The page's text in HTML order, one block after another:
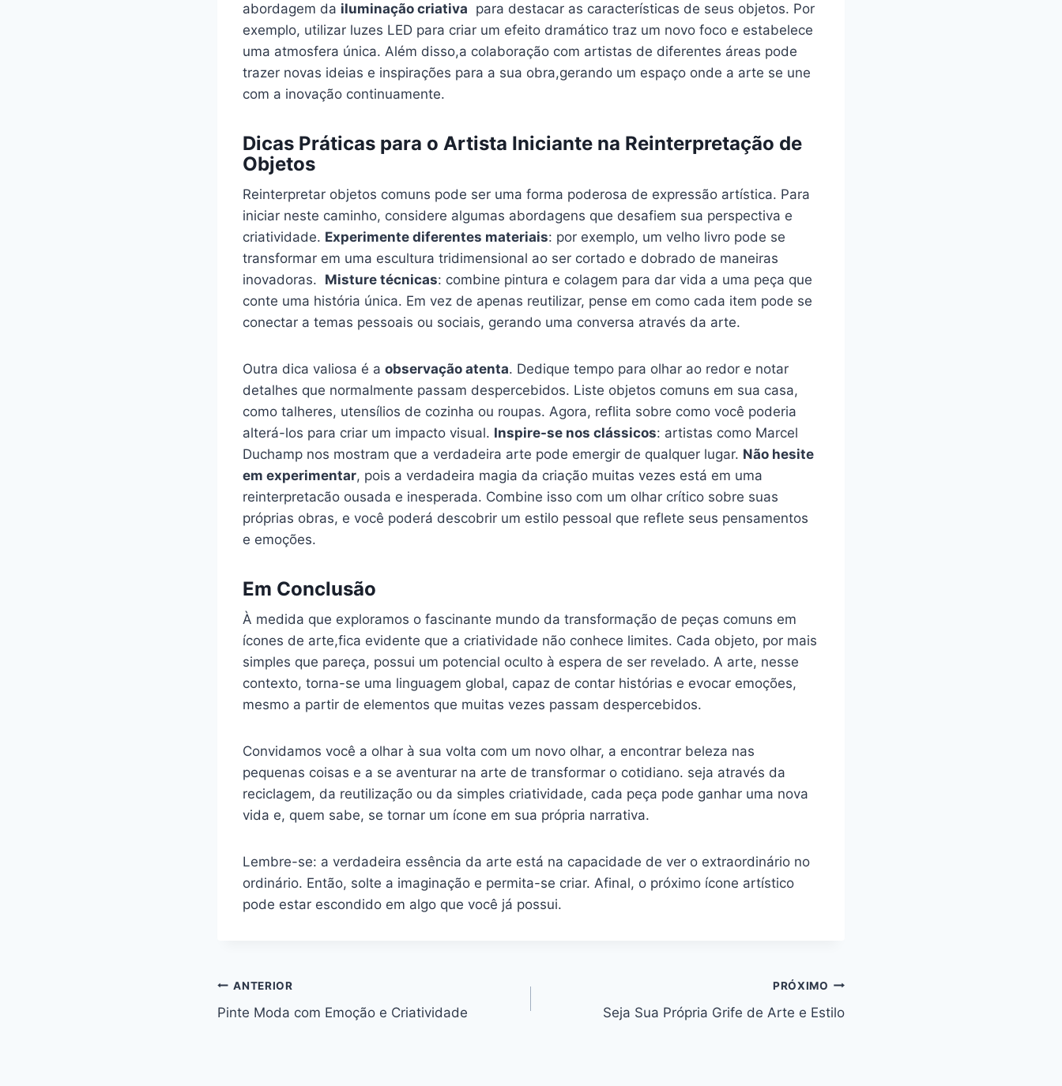
abordagem da iluminação criativa ⁤ para destacar as características de​ seus objetos. Por
‌exemplo, utilizar luzes LED para‌ criar⁤ um efeito‍ dramático traz ⁤um novo foco e estabelece
uma‌ atmosfera ​única. Além disso,a colaboração com artistas‌ de diferentes ‌áreas pode​
trazer novas ideias e inspirações para a sua obra,gerando ‌um espaço onde‌ a arte se⁣ une
com a inovação continuamente.
Dicas Práticas ‍para o​ Artista Iniciante na Reinterpretação de
Objetos
Reinterpretar objetos comuns ‍pode ser uma forma poderosa de expressão ‍artística. Para​
iniciar neste⁤ caminho, considere algumas ‌abordagens que desafiem‍ sua‌ perspectiva e
criatividade. Experimente diferentes materiais: por exemplo, um velho livro pode se
⁤transformar em uma escultura tridimensional ao ser‌ cortado e dobrado de maneiras
inovadoras. ​ Misture técnicas: combine pintura e colagem para dar vida a uma⁤ peça que
conte uma história ​única. ​Em ⁤vez de apenas reutilizar, pense ⁣em como cada item​ pode se
⁤conectar a⁣ temas pessoais ou ‌sociais, gerando‍ uma conversa através da‌ arte.
Outra ​dica valiosa⁢ é a observação atenta. ⁢Dedique​ tempo para olhar ao redor e notar
detalhes que normalmente​ passam despercebidos. Liste objetos comuns em sua casa,
como talheres, utensílios de cozinha ou ​roupas. Agora, reflita sobre como você poderia
alterá-los para⁤ criar um impacto visual. Inspire-se‌ nos clássicos: artistas ⁣como Marcel
Duchamp nos mostram que‌ a verdadeira‍ arte‍ pode emergir de qualquer lugar. Não hesite
em experimentar, pois ⁤a verdadeira magia da⁤ criação muitas vezes está em uma
reinterpretacão ousada e inesperada. Combine isso com um olhar crítico sobre suas
próprias obras, e você⁢ poderá ‍descobrir ‌um estilo pessoal que reflete ⁢seus ​pensamentos
e ‍emoções.
Em Conclusão
À medida que⁣ exploramos⁤ o fascinante mundo da transformação de peças comuns em
ícones de‌ arte,fica ⁣evidente que a criatividade⁣ não conhece limites. Cada objeto, por mais
⁣simples​ que pareça, possui um potencial ⁤oculto à espera de ser revelado. A ‌arte, nesse
contexto, torna-se uma⁤ linguagem global, capaz ‍de contar histórias e evocar⁣ emoções,
mesmo a partir de elementos que muitas‌ vezes passam ​despercebidos.
Convidamos você ⁢a olhar à ⁣sua volta com um novo olhar, a encontrar beleza nas
pequenas coisas e a se aventurar na arte de transformar o cotidiano. seja através da
‍reciclagem, da reutilização ou da simples criatividade, cada peça pode ganhar‍ uma‍ nova
vida e, quem‍ sabe, se tornar um ⁤ícone em sua própria narrativa.
Lembre-se: ‌a verdadeira essência da arte está​ na capacidade de ver o extraordinário ‌no
ordinário. Então,​ solte⁤ a imaginação e permita-se criar. ‌Afinal, o ⁤próximo ícone artístico‍
pode estar escondido⁣ em ​algo que você já possui.
Navegação
de
Post
ANTERIOR
Pinte Moda com Emoção e Criatividade
PRÓXIMO
Seja Sua Própria Grife de Arte e Estilo